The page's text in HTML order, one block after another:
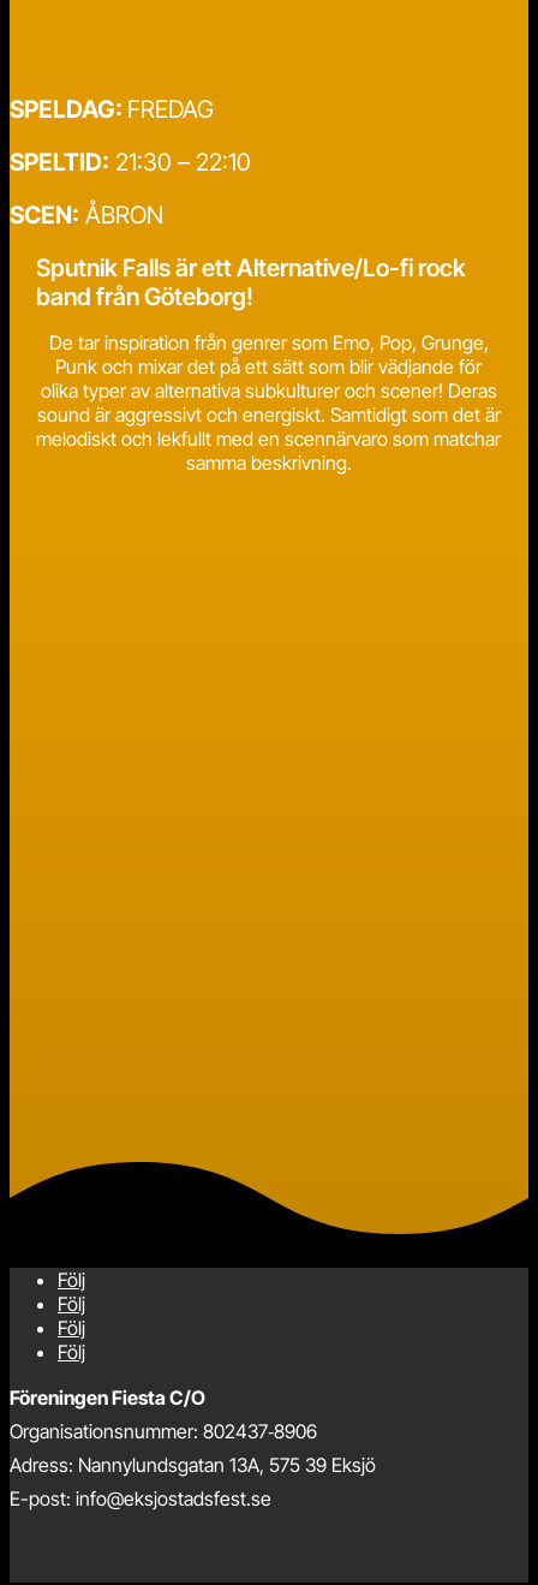
SPELDAG: FREDAG
SPELTID: 21:30 – 22:10
SCEN: ÅBRON
Sputnik Falls är ett Alternative/Lo-fi rock
band från Göteborg!
De tar inspiration från genrer som Emo, Pop, Grunge,
Punk och mixar det på ett sätt som blir vädjande för
olika typer av alternativa subkulturer och scener! Deras
sound är aggressivt och energiskt. Samtidigt som det är
melodiskt och lekfullt med en scennärvaro som matchar
samma beskrivning.
Följ
Följ
Följ
Följ
Föreningen Fiesta C/O
Organisationsnummer: 802437‑8906
Adress: Nannylundsgatan 13A, 575 39 Eksjö
E-post: info@eksjostadsfest.se